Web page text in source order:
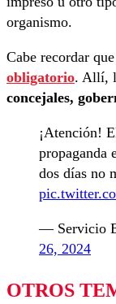
organismo.
Cabe recordar
obligatorio. Allí,
concejales,
¡Atención!
propaganda
dos días no
— Servicio
26, 2024
OTROS